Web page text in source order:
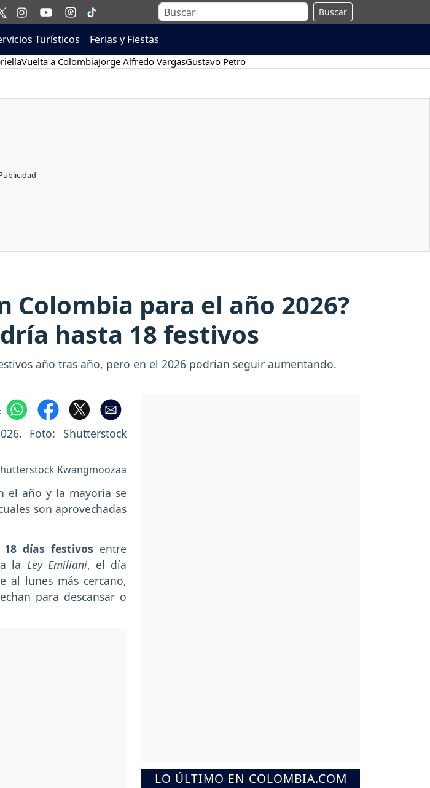
Buscar
Turísticos Ferias y Fiestas
Vuelta a ColombiaJorge Alfredo VargasGustavo Petro
Colombia para el año 2026?
hasta 18 festivos
año tras año, pero en el 2026 podrían seguir aumentando.
Kwangmoozaa
el año y la mayoría se
son aprovechadas
18 días festivos entre
la Ley Emiliani, el día
al lunes más cercano,
para descansar o
LO ÚLTIMO EN COLOMBIA.COM